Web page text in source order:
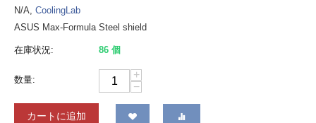
N/A, CoolingLab
ASUS Max-Formula Steel shield
在庫状況: 86 個
数量:
+
−
カートに追加